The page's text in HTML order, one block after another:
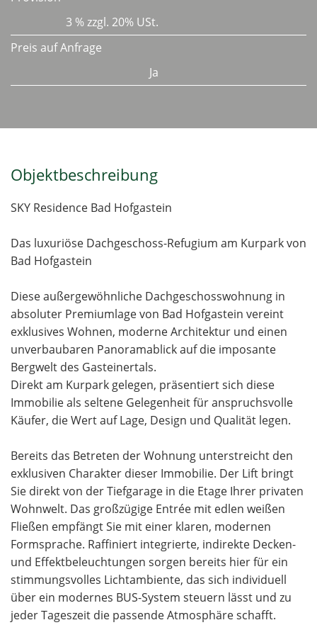
3 % zzgl. 20% USt.
Preis auf Anfrage
Ja
Objektbeschreibung
SKY Residence Bad Hofgastein
Das luxuriöse Dachgeschoss-Refugium am Kurpark von
Bad Hofgastein
Diese außergewöhnliche Dachgeschosswohnung in
absoluter Premiumlage von Bad Hofgastein vereint
exklusives Wohnen, moderne Architektur und einen
unverbaubaren Panoramablick auf die imposante
Bergwelt des Gasteinertals.
Direkt am Kurpark gelegen, präsentiert sich diese
Immobilie als seltene Gelegenheit für anspruchsvolle
Käufer, die Wert auf Lage, Design und Qualität legen.
Bereits das Betreten der Wohnung unterstreicht den
exklusiven Charakter dieser Immobilie. Der Lift bringt
Sie direkt von der Tiefgarage in die Etage Ihrer privaten
Wohnwelt. Das großzügige Entrée mit edlen weißen
Fließen empfängt Sie mit einer klaren, modernen
Formsprache. Raffiniert integrierte, indirekte Decken-
und Effektbeleuchtungen sorgen bereits hier für ein
stimmungsvolles Lichtambiente, das sich individuell
über ein modernes BUS-System steuern lässt und zu
jeder Tageszeit die passende Atmosphäre schafft.